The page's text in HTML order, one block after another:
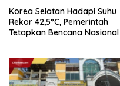
Korea Selatan Hadapi Suhu
Rekor 42,5°C, Pemerintah
Tetapkan Bencana Nasional